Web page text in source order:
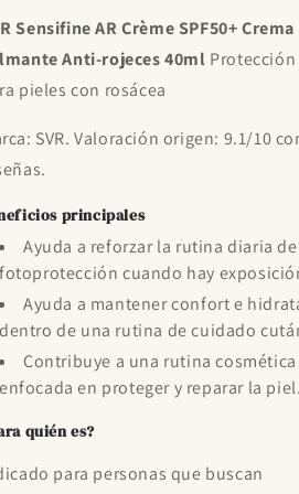
Sensifine AR Crème SPF50+
Anti-rojeces 40ml
pieles con rosácea
SVR. Valoración origen: 9.1/10
principales
Ayuda a reforzar la rutina diaria de
fotoprotección cuando hay
Ayuda a mantener confort e
dentro de una rutina de cuidado
Contribuye a una rutina cosmética
enfocada en proteger y reparar la piel.
quién es?
para personas que buscan